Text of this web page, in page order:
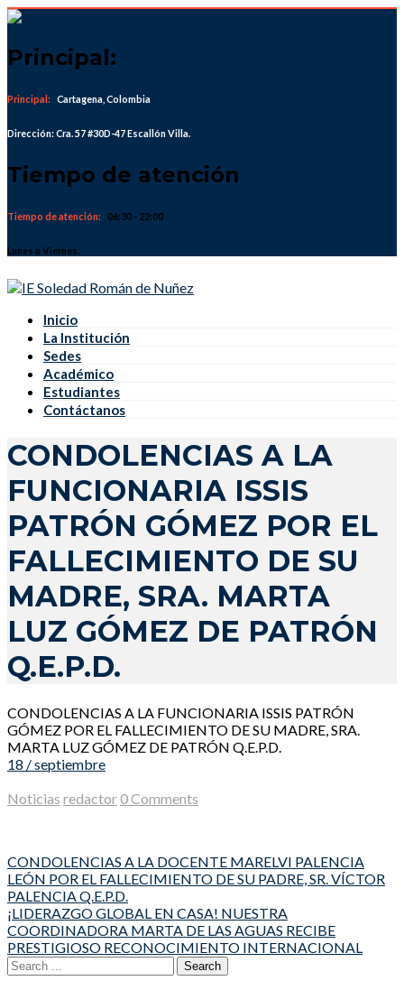
Skip
content
Principal:
Principal: Cartagena, Colombia
Dirección: Cra. 57 #30D-47 Escallón Villa.
Tiempo de atención
Tiempo de atención: 06:30 - 22:00
Lunes a Viernes.
Inicio
La Institución
Sedes
Académico
Estudiantes
Contáctanos
CONDOLENCIAS A LA
FUNCIONARIA ISSIS
PATRÓN GÓMEZ POR EL
FALLECIMIENTO DE SU
MADRE, SRA. MARTA
LUZ GÓMEZ DE PATRÓN
Q.E.P.D.
CONDOLENCIAS A LA FUNCIONARIA ISSIS PATRÓN
GÓMEZ POR EL FALLECIMIENTO DE SU MADRE, SRA.
MARTA LUZ GÓMEZ DE PATRÓN Q.E.P.D.
18 / septiembre
Noticias redactor0 Comments
Post
navigation
CONDOLENCIAS A LA DOCENTE MARELVI PALENCIA
LEÓN POR EL FALLECIMIENTO DE SU PADRE, SR. VÍCTOR
PALENCIA Q.E.P.D.
¡LIDERAZGO GLOBAL EN CASA! NUESTRA
COORDINADORA MARTA DE LAS AGUAS RECIBE
PRESTIGIOSO RECONOCIMIENTO INTERNACIONAL
Search
for: